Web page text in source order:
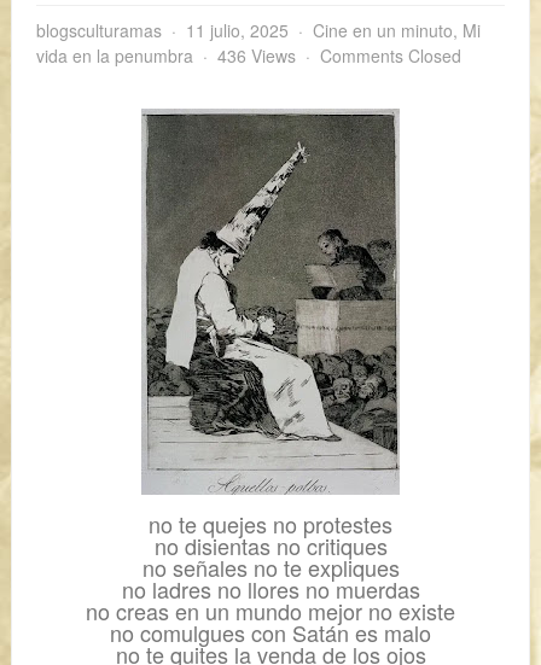
blogsculturamas 11 julio, 2025 Cine en un minuto, Mi
vida en la penumbra
436 Views Comments Closed
no te quejes no protestes
no disientas no critiques
no señales no te expliques
no ladres no llores no muerdas
no creas en un mundo mejor no existe
no comulgues con Satán es malo
no te quites la venda de los ojos